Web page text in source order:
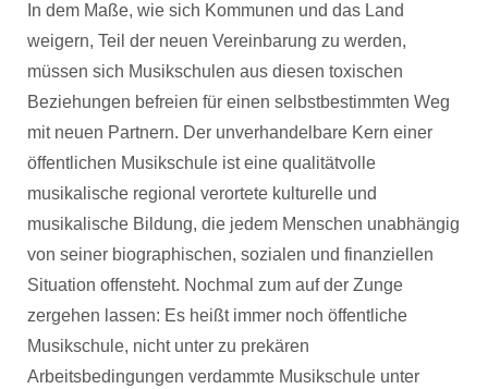
In dem Maße, wie sich Kommunen und das Land
weigern, Teil der neuen Vereinbarung zu werden,
müssen sich Musikschulen aus diesen toxischen
Beziehungen befreien für einen selbstbestimmten Weg
mit neuen Partnern. Der unverhandelbare Kern einer
öffentlichen Musikschule ist eine qualitätvolle
musikalische regional verortete kulturelle und
musikalische Bildung, die jedem Menschen unabhängig
von seiner biographischen, sozialen und finanziellen
Situation offensteht. Nochmal zum auf der Zunge
zergehen lassen: Es heißt immer noch öffentliche
Musikschule, nicht unter zu prekären
Arbeitsbedingungen verdammte Musikschule unter